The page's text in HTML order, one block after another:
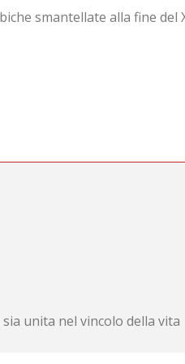
smantellate alla fine del
sia unita nel vincolo della vita